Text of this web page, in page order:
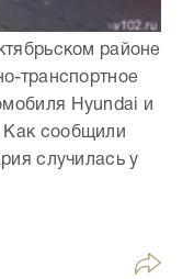
районе
транспортное
Hyundai и
Как сообщили
случилась у